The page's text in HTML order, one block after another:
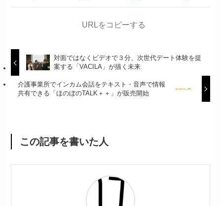
URLをコピーする
対面ではなくビデオで３分、次世代デート体験を提
案する「VACILA」が描く未来
介護事業所でインカム会話をテキスト・音声で情報
共有できる「ほのぼのTALK＋＋」が販売開始
この記事を書いた人